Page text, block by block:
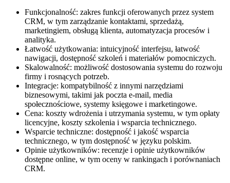
Funkcjonalność: zakres funkcji oferowanych przez system
CRM, w tym zarządzanie kontaktami, sprzedażą,
marketingiem, obsługą klienta, automatyzacja procesów i
analityka.
Łatwość użytkowania: intuicyjność interfejsu, łatwość
nawigacji, dostępność szkoleń i materiałów pomocniczych.
Skalowalność: możliwość dostosowania systemu do rozwoju
firmy i rosnących potrzeb.
Integracje: kompatybilność z innymi narzędziami
biznesowymi, takimi jak poczta e-mail, media
społecznościowe, systemy księgowe i marketingowe.
Cena: koszty wdrożenia i utrzymania systemu, w tym opłaty
licencyjne, koszty szkolenia i wsparcia technicznego.
Wsparcie techniczne: dostępność i jakość wsparcia
technicznego, w tym dostępność w języku polskim.
Opinie użytkowników: recenzje i opinie użytkowników
dostępne online, w tym oceny w rankingach i porównaniach
CRM.